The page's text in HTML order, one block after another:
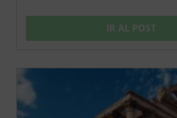
IR AL POST